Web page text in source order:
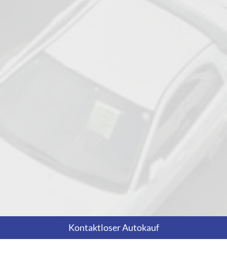
Kontaktloser Autokauf
Adresse